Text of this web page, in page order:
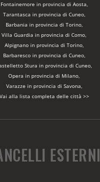
Fontainemore in provincia di Aosta,
Tarantasca in provincia di Cuneo,
Barbania in provincia di Torino,
Villa Guardia in provincia di Como,
Alpignano in provincia di Torino,
Barbaresco in provincia di Cuneo,
Stura in provincia di Cuneo,
Opera in provincia di Milano,
Varazze in provincia di Savona,
Vai alla lista completa delle città >>
ESTERNI